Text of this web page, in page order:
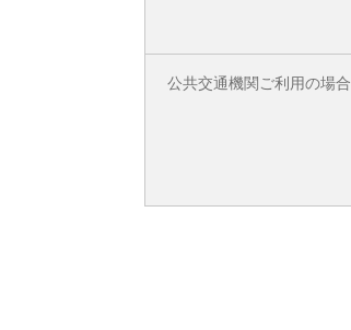
公共交通機関ご利用の場合